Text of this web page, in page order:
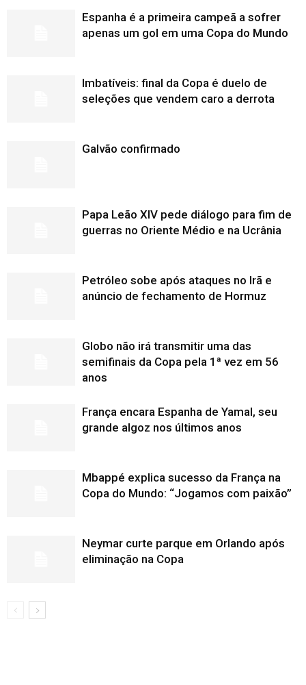
Espanha é a primeira campeã a sofrer
apenas um gol em uma Copa do Mundo
Imbatíveis: final da Copa é duelo de
seleções que vendem caro a derrota
Galvão confirmado
Papa Leão XIV pede diálogo para fim de
guerras no Oriente Médio e na Ucrânia
Petróleo sobe após ataques no Irã e
anúncio de fechamento de Hormuz
Globo não irá transmitir uma das
semifinais da Copa pela 1ª vez em 56
anos
França encara Espanha de Yamal, seu
grande algoz nos últimos anos
Mbappé explica sucesso da França na
Copa do Mundo: “Jogamos com paixão”
Neymar curte parque em Orlando após
eliminação na Copa